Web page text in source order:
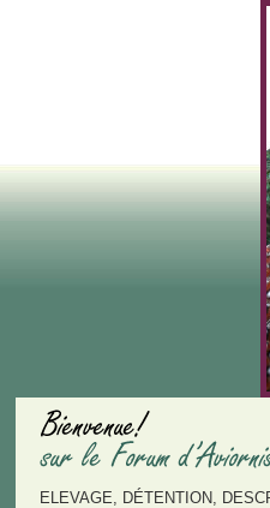
ELEVAGE, DÉTENTION,